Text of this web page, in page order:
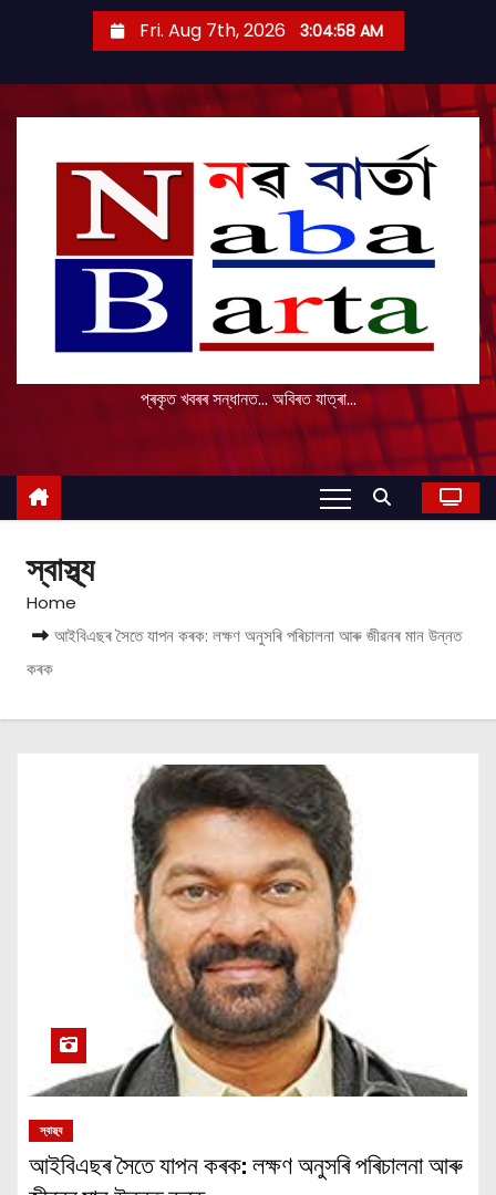
Fri. Aug 7th, 2026 3:04:58 AM
প্ৰকৃত খবৰৰ সন্ধানত... অবিৰত যাত্ৰা...
স্বাস্থ্য
Home
আইবিএছৰ সৈতে যাপন কৰক: লক্ষণ অনুসৰি পৰিচালনা আৰু জীৱনৰ মান উন্নত
কৰক
স্বাস্থ্য
আইবিএছৰ সৈতে যাপন কৰক: লক্ষণ অনুসৰি পৰিচালনা আৰু